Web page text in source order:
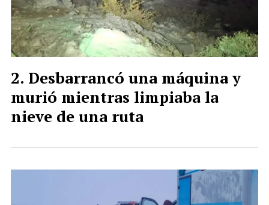
Desbarrancó una máquina y
murió mientras limpiaba la
nieve de una ruta